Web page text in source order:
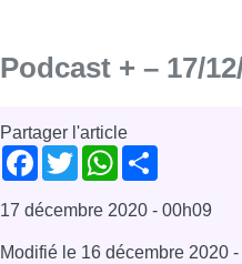
Podcast + – 17/
Partager l'article
Facebook
TwitterWhatsApp
17 décembre 2020 - 00h09
Modifié le 16 décembre 2020 -